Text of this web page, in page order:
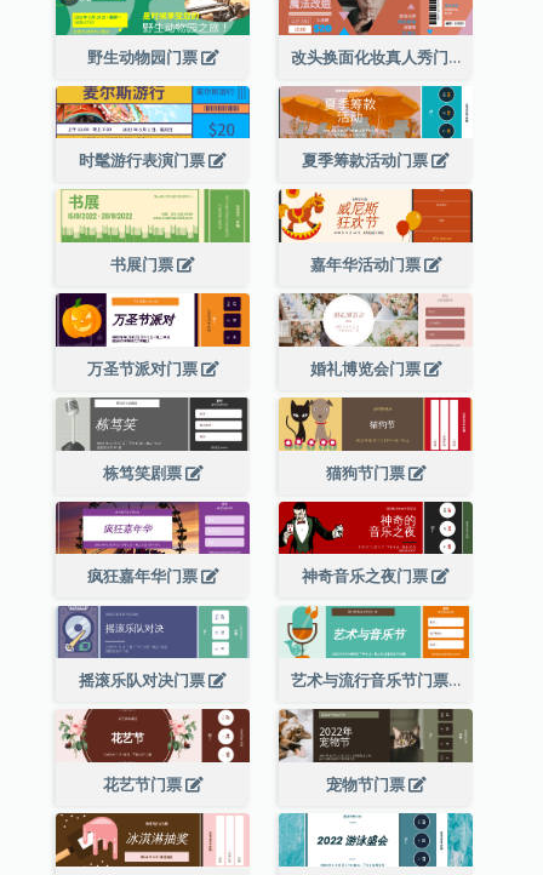
野生动物园门票 改头换面化妆真人秀门票
时髦游行表演门票 夏季筹款活动门票
书展门票 嘉年华活动门票
万圣节派对门票 婚礼博览会门票
栋笃笑剧票 猫狗节门票
疯狂嘉年华门票 神奇音乐之夜门票
摇滚乐队对决门票 艺术与流行音乐节门票
花艺节门票 宠物节门票